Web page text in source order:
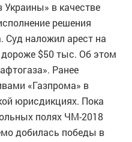
в качестве
решения
Суд наложил арест на
$50 тыс. Об этом
Ранее
«Газпрома» в
юрисдикциях. Пока
полях ЧМ-2018
добилась победы в